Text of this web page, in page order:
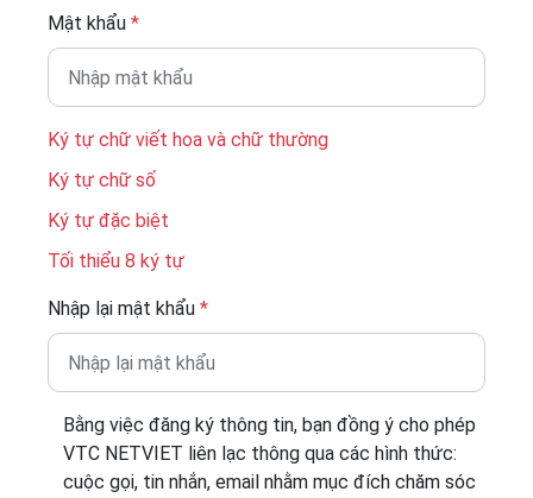
Mật khẩu *
Ký tự chữ viết hoa và chữ thường
Ký tự chữ số
Ký tự đặc biệt
Tối thiểu 8 ký tự
Nhập lại mật khẩu *
Bằng việc đăng ký thông tin, bạn đồng ý cho phép
VTC NETVIET liên lạc thông qua các hình thức:
cuộc gọi, tin nhắn, email nhằm mục đích chăm sóc